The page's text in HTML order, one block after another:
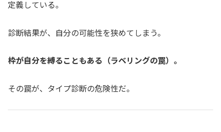
定義している。
診断結果が、自分の可能性を狭めてしまう。
枠が自分を縛ることもある（ラベリングの罠）。
その罠が、タイプ診断の危険性だ。